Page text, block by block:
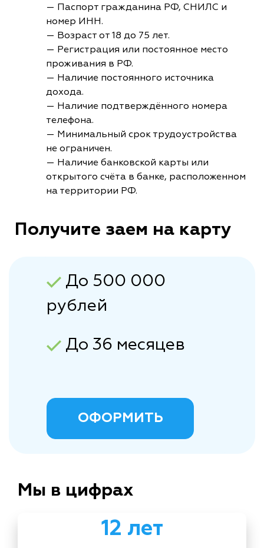
— Паспорт гражданина РФ, СНИЛС и
номер ИНН.
— Возраст от 18 до 75 лет.
— Регистрация или постоянное место
проживания в РФ.
— Наличие постоянного источника
дохода.
— Наличие подтверждённого номера
телефона.
— Минимальный срок трудоустройства
не ограничен.
— Наличие банковской карты или
открытого счёта в банке, расположенном
на территории РФ.
Получите заем на карту
До 500 000
рублей
До 36 месяцев
ОФОРМИТЬ
Мы в цифрах
12 лет